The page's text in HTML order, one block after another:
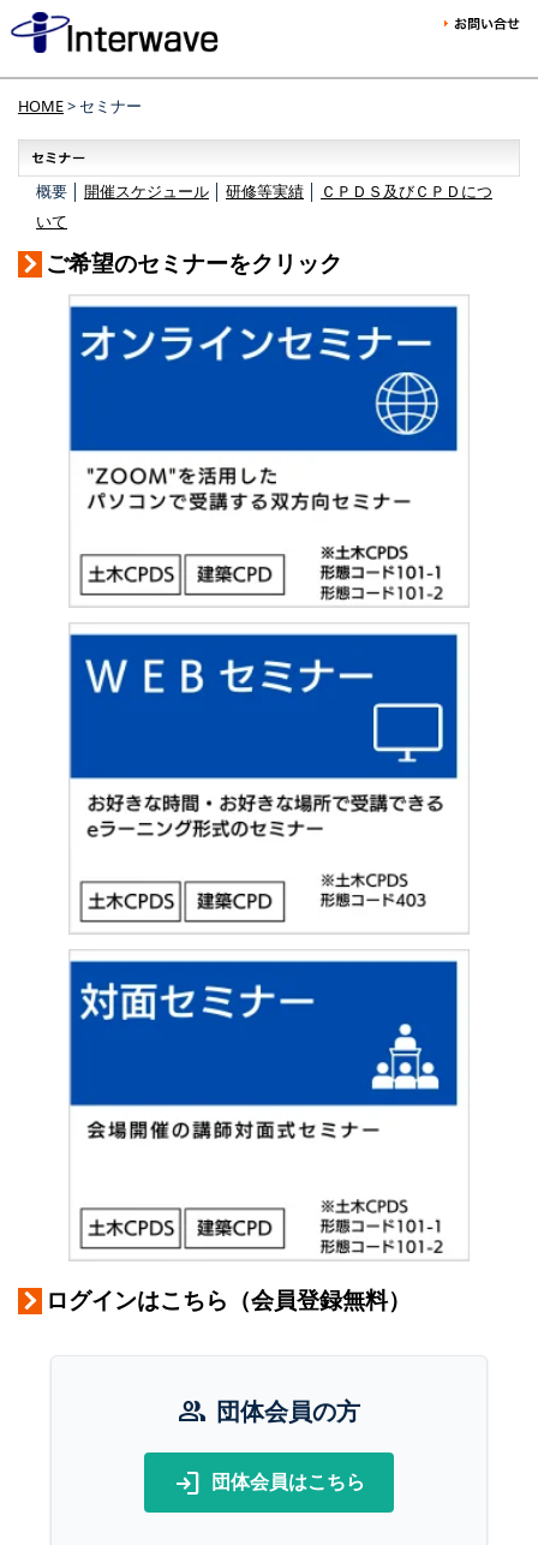
HOME> セミナー
概要 │ 開催スケジュール 研修等実績
ＣＰＤＳ及びＣＰＤにつ
いて
ご希望のセミナーをクリック
ログインはこちら（会員登録無料）
group 団体会員の方
login 団体会員はこちら